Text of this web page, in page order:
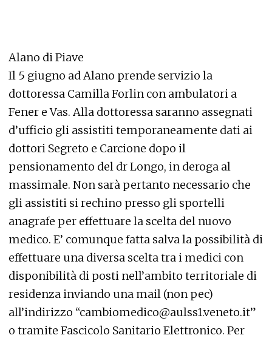
Alano di Piave
Il 5 giugno ad Alano prende servizio la
dottoressa Camilla Forlin con ambulatori a
Fener e Vas. Alla dottoressa saranno assegnati
d’ufficio gli assistiti temporaneamente dati ai
dottori Segreto e Carcione dopo il
pensionamento del dr Longo, in deroga al
massimale. Non sarà pertanto necessario che
gli assistiti si rechino presso gli sportelli
anagrafe per effettuare la scelta del nuovo
medico. E’ comunque fatta salva la possibilità di
effettuare una diversa scelta tra i medici con
disponibilità di posti nell’ambito territoriale di
residenza inviando una mail (non pec)
all’indirizzo “cambiomedico@aulss1.veneto.it”
o tramite Fascicolo Sanitario Elettronico. Per